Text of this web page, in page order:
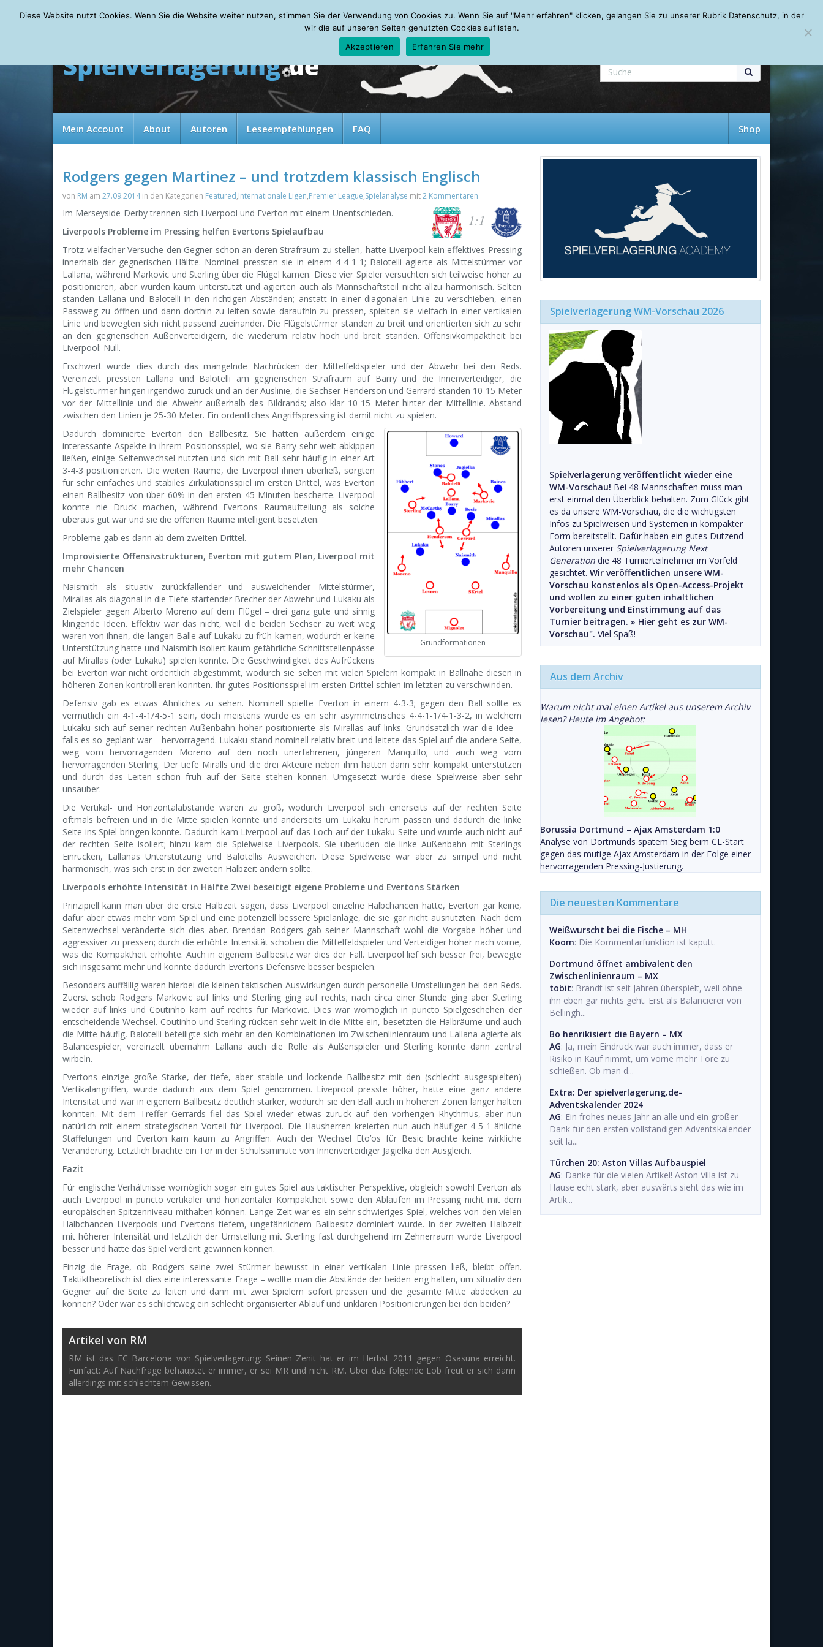
Thursday, 06.08.2026 Mein Account About Autoren Leseempfehlungen FAQ
Mein Account About Autoren Leseempfehlungen FAQ Shop
Rodgers gegen Martinez – und trotzdem klassisch Englisch
von RM am 27.09.2014in den Kategorien Featured,Internationale Ligen,Premier League,Spielanalyse mit2 Kommentaren
1:1
Im Merseyside-Derby trennen sich Liverpool und Everton mit einem Unentschieden.
Liverpools Probleme im Pressing helfen Evertons Spielaufbau
Trotz vielfacher Versuche den Gegner schon an deren Strafraum zu stellen, hatte Liverpool kein effektives Pressing
innerhalb der gegnerischen Hälfte. Nominell pressten sie in einem 4-4-1-1; Balotelli agierte als Mittelstürmer vor
Lallana, während Markovic und Sterling über die Flügel kamen. Diese vier Spieler versuchten sich teilweise höher zu
positionieren, aber wurden kaum unterstützt und agierten auch als Mannschaftsteil nicht allzu harmonisch. Selten
standen Lallana und Balotelli in den richtigen Abständen; anstatt in einer diagonalen Linie zu verschieben, einen
Passweg zu öffnen und dann dorthin zu leiten sowie daraufhin zu pressen, spielten sie vielfach in einer vertikalen
Linie und bewegten sich nicht passend zueinander. Die Flügelstürmer standen zu breit und orientierten sich zu sehr
an den gegnerischen Außenverteidigern, die wiederum relativ hoch und breit standen. Offensivkompaktheit bei
Liverpool: Null.
Erschwert wurde dies durch das mangelnde Nachrücken der Mittelfeldspieler und der Abwehr bei den Reds.
Vereinzelt pressten Lallana und Balotelli am gegnerischen Strafraum auf Barry und die Innenverteidiger, die
Flügelstürmer hingen irgendwo zurück und an der Auslinie, die Sechser Henderson und Gerrard standen 10-15 Meter
vor der Mittellinie und die Abwehr außerhalb des Bildrands; also klar 10-15 Meter hinter der Mittellinie. Abstand
zwischen den Linien je 25-30 Meter. Ein ordentliches Angriffspressing ist damit nicht zu spielen.
Grundformationen
Dadurch dominierte Everton den Ballbesitz. Sie hatten außerdem einige
interessante Aspekte in ihrem Positionsspiel, wo sie Barry sehr weit abkippen
ließen, einige Seitenwechsel nutzten und sich mit Ball sehr häufig in einer Art
3-4-3 positionierten. Die weiten Räume, die Liverpool ihnen überließ, sorgten
für sehr einfaches und stabiles Zirkulationsspiel im ersten Drittel, was Everton
einen Ballbesitz von über 60% in den ersten 45 Minuten bescherte. Liverpool
konnte nie Druck machen, während Evertons Raumaufteilung als solche
überaus gut war und sie die offenen Räume intelligent besetzten.
Probleme gab es dann ab dem zweiten Drittel.
Improvisierte Offensivstrukturen, Everton mit gutem Plan, Liverpool mit
mehr Chancen
Naismith als situativ zurückfallender und ausweichender Mittelstürmer,
Mirallas als diagonal in die Tiefe startender Brecher der Abwehr und Lukaku als
Zielspieler gegen Alberto Moreno auf dem Flügel – drei ganz gute und sinnig
klingende Ideen. Effektiv war das nicht, weil die beiden Sechser zu weit weg
waren von ihnen, die langen Bälle auf Lukaku zu früh kamen, wodurch er keine
Unterstützung hatte und Naismith isoliert kaum gefährliche Schnittstellenpässe
auf Mirallas (oder Lukaku) spielen konnte. Die Geschwindigkeit des Aufrückens
bei Everton war nicht ordentlich abgestimmt, wodurch sie selten mit vielen Spielern kompakt in Ballnähe diesen in
höheren Zonen kontrollieren konnten. Ihr gutes Positionsspiel im ersten Drittel schien im letzten zu verschwinden.
Defensiv gab es etwas Ähnliches zu sehen. Nominell spielte Everton in einem 4-3-3; gegen den Ball sollte es
vermutlich ein 4-1-4-1/4-5-1 sein, doch meistens wurde es ein sehr asymmetrisches 4-4-1-1/4-1-3-2, in welchem
Lukaku sich auf seiner rechten Außenbahn höher positionierte als Mirallas auf links. Grundsätzlich war die Idee –
falls es so geplant war – hervorragend. Lukaku stand nominell relativ breit und leitete das Spiel auf die andere Seite,
weg vom hervorragenden Moreno auf den noch unerfahrenen, jüngeren Manquillo; und auch weg vom
hervorragenden Sterling. Der tiefe Miralls und die drei Akteure neben ihm hätten dann sehr kompakt unterstützen
und durch das Leiten schon früh auf der Seite stehen können. Umgesetzt wurde diese Spielweise aber sehr
unsauber.
Die Vertikal- und Horizontalabstände waren zu groß, wodurch Liverpool sich einerseits auf der rechten Seite
oftmals befreien und in die Mitte spielen konnte und anderseits um Lukaku herum passen und dadurch die linke
Seite ins Spiel bringen konnte. Dadurch kam Liverpool auf das Loch auf der Lukaku-Seite und wurde auch nicht auf
der rechten Seite isoliert; hinzu kam die Spielweise Liverpools. Sie überluden die linke Außenbahn mit Sterlings
Einrücken, Lallanas Unterstützung und Balotellis Ausweichen. Diese Spielweise war aber zu simpel und nicht
harmonisch, was sich erst in der zweiten Halbzeit ändern sollte.
Liverpools erhöhte Intensität in Hälfte Zwei beseitigt eigene Probleme und Evertons Stärken
Prinzipiell kann man über die erste Halbzeit sagen, dass Liverpool einzelne Halbchancen hatte, Everton gar keine,
dafür aber etwas mehr vom Spiel und eine potenziell bessere Spielanlage, die sie gar nicht ausnutzten. Nach dem
Seitenwechsel veränderte sich dies aber. Brendan Rodgers gab seiner Mannschaft wohl die Vorgabe höher und
aggressiver zu pressen; durch die erhöhte Intensität schoben die Mittelfeldspieler und Verteidiger höher nach vorne,
was die Kompaktheit erhöhte. Auch in eigenem Ballbesitz war dies der Fall. Liverpool lief sich besser frei, bewegte
sich insgesamt mehr und konnte dadurch Evertons Defensive besser bespielen.
Besonders auffällig waren hierbei die kleinen taktischen Auswirkungen durch personelle Umstellungen bei den Reds.
Zuerst schob Rodgers Markovic auf links und Sterling ging auf rechts; nach circa einer Stunde ging aber Sterling
wieder auf links und Coutinho kam auf rechts für Markovic. Dies war womöglich in puncto Spielgeschehen der
entscheidende Wechsel. Coutinho und Sterling rückten sehr weit in die Mitte ein, besetzten die Halbräume und auch
die Mitte häufig, Balotelli beteiligte sich mehr an den Kombinationen im Zwischenlinienraum und Lallana agierte als
Balancespieler; vereinzelt übernahm Lallana auch die Rolle als Außenspieler und Sterling konnte dann zentral
wirbeln.
Evertons einzige große Stärke, der tiefe, aber stabile und lockende Ballbesitz mit den (schlecht ausgespielten)
Vertikalangriffen, wurde dadurch aus dem Spiel genommen. Liveprool presste höher, hatte eine ganz andere
Intensität und war in eigenem Ballbesitz deutlich stärker, wodurch sie den Ball auch in höheren Zonen länger halten
konnten. Mit dem Treffer Gerrards fiel das Spiel wieder etwas zurück auf den vorherigen Rhythmus, aber nun
natürlich mit einem strategischen Vorteil für Liverpool. Die Hausherren kreierten nun auch häufiger 4-5-1-ähliche
Staffelungen und Everton kam kaum zu Angriffen. Auch der Wechsel Eto’os für Besic brachte keine wirkliche
Veränderung. Letztlich brachte ein Tor in der Schulssminute von Innenverteidiger Jagielka den Ausgleich.
Fazit
Für englische Verhältnisse womöglich sogar ein gutes Spiel aus taktischer Perspektive, obgleich sowohl Everton als
auch Liverpool in puncto vertikaler und horizontaler Kompaktheit sowie den Abläufen im Pressing nicht mit dem
europäischen Spitzenniveau mithalten können. Lange Zeit war es ein sehr schwieriges Spiel, welches von den vielen
Halbchancen Liverpools und Evertons tiefem, ungefährlichem Ballbesitz dominiert wurde. In der zweiten Halbzeit
mit höherer Intensität und letztlich der Umstellung mit Sterling fast durchgehend im Zehnerraum wurde Liverpool
besser und hätte das Spiel verdient gewinnen können.
Einzig die Frage, ob Rodgers seine zwei Stürmer bewusst in einer vertikalen Linie pressen ließ, bleibt offen.
Taktiktheoretisch ist dies eine interessante Frage – wollte man die Abstände der beiden eng halten, um situativ den
Gegner auf die Seite zu leiten und dann mit zwei Spielern sofort pressen und die gesamte Mitte abdecken zu
können? Oder war es schlichtweg ein schlecht organisierter Ablauf und unklaren Positionierungen bei den beiden?
Artikel von RM
RM ist das FC Barcelona von Spielverlagerung: Seinen Zenit hat er im Herbst 2011 gegen Osasuna erreicht.
Funfact: Auf Nachfrage behauptet er immer, er sei MR und nicht RM. Über das folgende Lob freut er sich dann
allerdings mit schlechtem Gewissen.
Spielverlagerung WM-Vorschau 2026
Spielverlagerung veröffentlicht wieder eine
WM-Vorschau! Bei 48 Mannschaften muss man
erst einmal den Überblick behalten. Zum Glück gibt
es da unsere WM-Vorschau, die die wichtigsten
Infos zu Spielweisen und Systemen in kompakter
Form bereitstellt. Dafür haben ein gutes Dutzend
Autoren unserer Spielverlagerung Next
Generation die 48 Turnierteilnehmer im Vorfeld
gesichtet. Wir veröffentlichen unsere WM-
Vorschau konstenlos als Open-Access-Projekt
und wollen zu einer guten inhaltlichen
Vorbereitung und Einstimmung auf das
Turnier beitragen. » Hier geht es zur WM-
Vorschau". Viel Spaß!
Aus dem Archiv
Warum nicht mal einen Artikel aus unserem Archiv
lesen? Heute im Angebot:
Borussia Dortmund – Ajax Amsterdam 1:0
Analyse von Dortmunds spätem Sieg beim CL-Start
gegen das mutige Ajax Amsterdam in der Folge einer
hervorragenden Pressing-Justierung.
Die neuesten Kommentare
Weißwurscht bei die Fische – MH
Koom: Die Kommentarfunktion ist kaputt.
Dortmund öffnet ambivalent den
Zwischenlinienraum – MX
tobit: Brandt ist seit Jahren überspielt, weil ohne
ihn eben gar nichts geht. Erst als Balancierer von
Bellingh...
Bo henrikisiert die Bayern – MX
AG: Ja, mein Eindruck war auch immer, dass er
Risiko in Kauf nimmt, um vorne mehr Tore zu
schießen. Ob man d...
Extra: Der spielverlagerung.de-
Adventskalender 2024
AG: Ein frohes neues Jahr an alle und ein großer
Dank für den ersten vollständigen Adventskalender
seit la...
Türchen 20: Aston Villas Aufbauspiel
AG: Danke für die vielen Artikel! Aston Villa ist zu
Hause echt stark, aber auswärts sieht das wie im
Artik...
Diese Website nutzt Cookies. Wenn Sie die Website weiter nutzen, stimmen Sie der Verwendung von Cookies zu. Wenn Sie auf "Mehr erfahren" klicken, gelangen Sie zu unserer Rubrik Datenschutz, in der
wir die auf unseren Seiten genutzten Cookies auflisten.
Akzeptieren
Erfahren Sie mehr